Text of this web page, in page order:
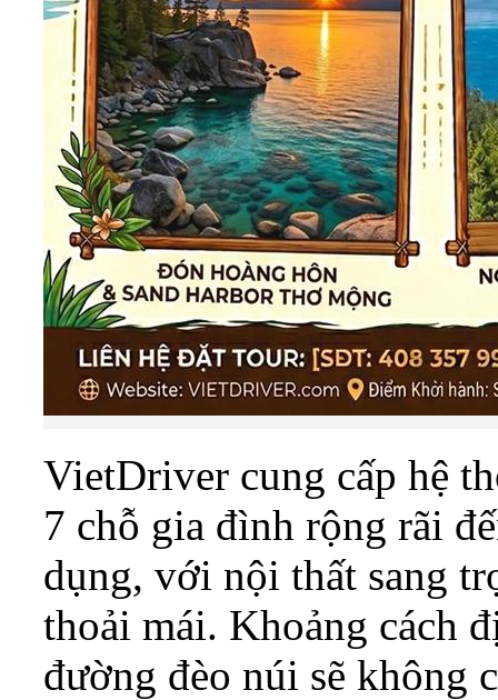
VietDriver cung cấp hệ
7 chỗ gia đình rộng rãi
dụng, với nội thất sang
thoải mái. Khoảng cách
đường đèo núi sẽ không